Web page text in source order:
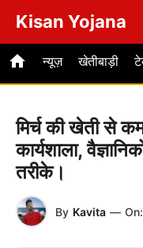
content
Kisan Yojana
न्यूज़ खेतीबाड़ी
मिर्च की खेती से
कार्यशाला,
तरीके।
By Kavita — On: